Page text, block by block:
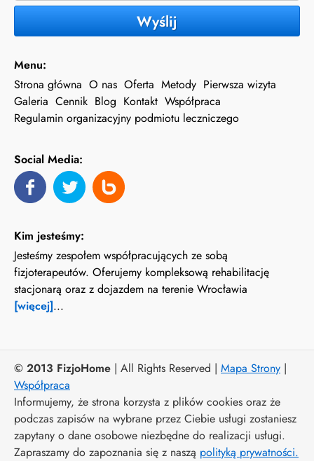
Wyślij
Menu:
Strona główna O nas Oferta Metody Pierwsza wizyta
Galeria Cennik Blog Kontakt Współpraca
Regulamin organizacyjny podmiotu leczniczego
Social Media:
Kim jesteśmy:
Jesteśmy zespołem współpracujących ze sobą
fizjoterapeutów. Oferujemy kompleksową rehabilitację
stacjonarą oraz z dojazdem na terenie Wrocławia
[więcej]...
© 2013 FizjoHome | All Rights Reserved | Mapa Strony |
Współpraca
Informujemy, że strona korzysta z plików cookies oraz że
podczas zapisów na wybrane przez Ciebie usługi zostaniesz
zapytany o dane osobowe niezbędne do realizacji usługi.
Zapraszamy do zapoznania się z naszą polityką prywatności.